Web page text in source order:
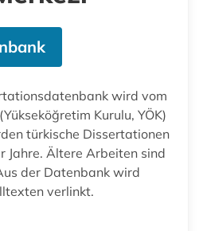
wird vom
Kurulu, YÖK)
türkische Dissertationen
Jahre. Ältere Arbeiten sind
der Datenbank wird
verlinkt.